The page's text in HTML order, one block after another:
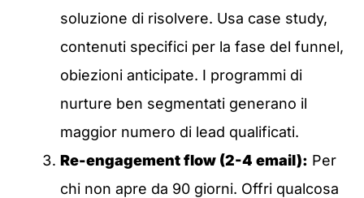
soluzione di risolvere. Usa case study,
contenuti specifici per la fase del funnel,
obiezioni anticipate. I programmi di
nurture ben segmentati generano il
maggior numero di lead qualificati.
Re-engagement flow (2-4 email): Per
chi non apre da 90 giorni. Offri qualcosa